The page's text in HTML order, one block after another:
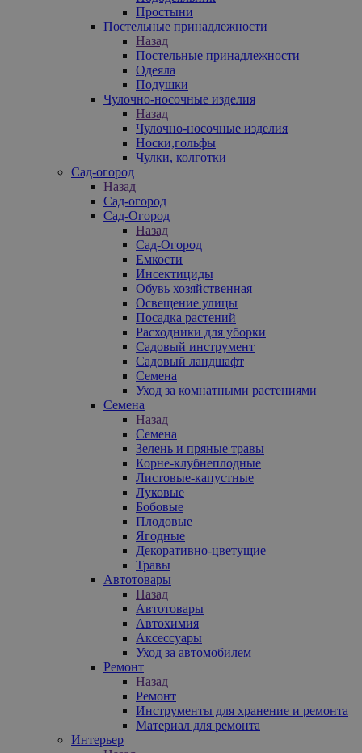
Простыни
Постельные принадлежности
Назад
Постельные принадлежности
Одеяла
Подушки
Чулочно-носочные изделия
Назад
Чулочно-носочные изделия
Носки,гольфы
Чулки, колготки
Сад-огород
Назад
Сад-огород
Сад-Огород
Назад
Сад-Огород
Емкости
Инсектициды
Обувь хозяйственная
Освещение улицы
Посадка растений
Расходники для уборки
Садовый инструмент
Садовый ландшафт
Семена
Уход за комнатными растениями
Семена
Назад
Семена
Зелень и пряные травы
Корне-клубнеплодные
Листовые-капустные
Луковые
Бобовые
Плодовые
Ягодные
Декоративно-цветущие
Травы
Автотовары
Назад
Автотовары
Автохимия
Аксессуары
Уход за автомобилем
Ремонт
Назад
Ремонт
Инструменты для хранение и ремонта
Материал для ремонта
Интерьер